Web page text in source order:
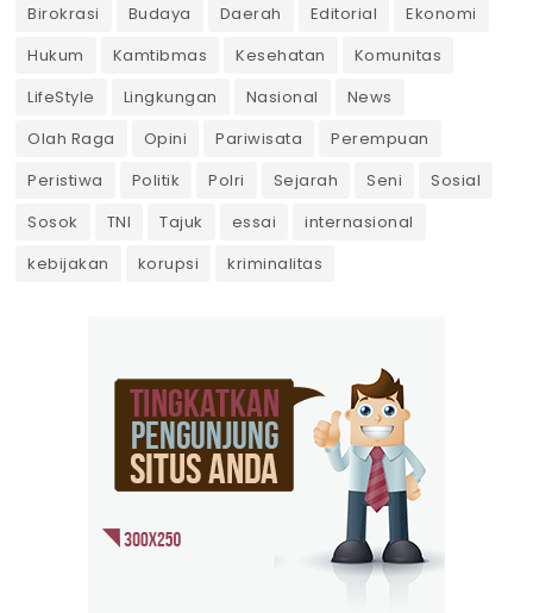
Birokrasi Budaya Daerah Editorial
Ekonomi
Hukum
Kamtibmas Kesehatan
Komunitas
LifeStyle
Lingkungan Nasional
News
Olah Raga
Opini Pariwisata
Perempuan
Peristiwa
Politik Polri Sejarah Seni
Sosial
Sosok
TNI Tajuk essai
internasional
kebijakan
korupsi kriminalitas